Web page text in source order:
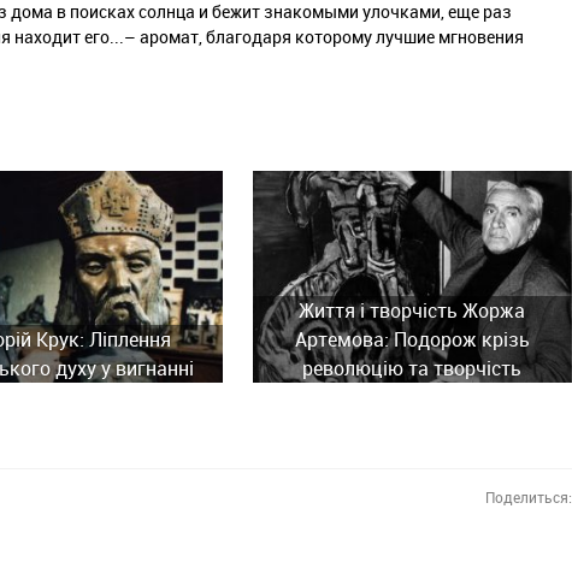
в поисках солнца и бежит знакомыми улочками, еще раз
находит его...– аромат, благодаря которому лучшие мгновения
Крук: Ліплення
духу у вигнанні
Життя і творчість Жоржа
Артемова: Подорож крізь
революцію та творчість
Поделиться: